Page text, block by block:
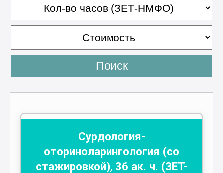
Поиск
Сурдология-
оториноларингология (со
стажировкой), 36 ак. ч. (ЗЕТ-